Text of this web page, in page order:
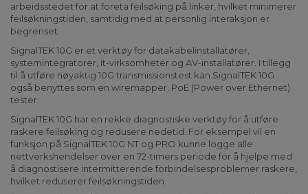
arbeidsstedet for at foreta feilsøking på linker, hvilket minimerer
feilsøkningstiden, samtidig med at personlig interaksjon er
begrenset.
SignalTEK 10G er et verktøy for datakabelinstallatører,
systemintegratorer, it-virksomheter og AV-installatører. I tillegg
til å utføre nøyaktig 10G transmissionstest kan SignalTEK 10G
også benyttes som en wiremapper, PoE (Power over Ethernet)
tester.
SignalTEK 10G har en rekke diagnostiske verktøy for å utføre
raskere feilsøking og redusere nedetid. For eksempel vil en
funksjon på SignalTEK 10G NT og PRO kunne logge alle
nettverkshendelser over en 72-timers periode for å hjelpe med
å diagnostisere intermitterende forbindelsesproblemer raskere,
hvilket reduserer feilsøkningstiden.